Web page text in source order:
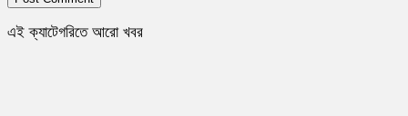
এই ক্যাটেগরিতে আরো খবর